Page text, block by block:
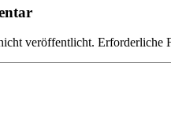
veröffentlicht. Erforderliche